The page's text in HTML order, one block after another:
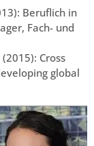
Beruflich in
Fach- und
Cross
global